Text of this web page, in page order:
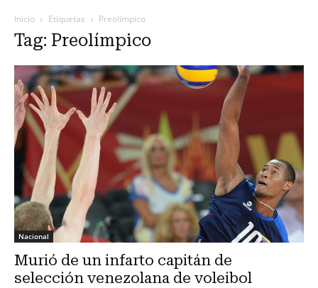
Inicio Etiquetas Preolímpico
Tag: Preolímpico
Nacional
Murió de un infarto capitán de
selección venezolana de voleibol